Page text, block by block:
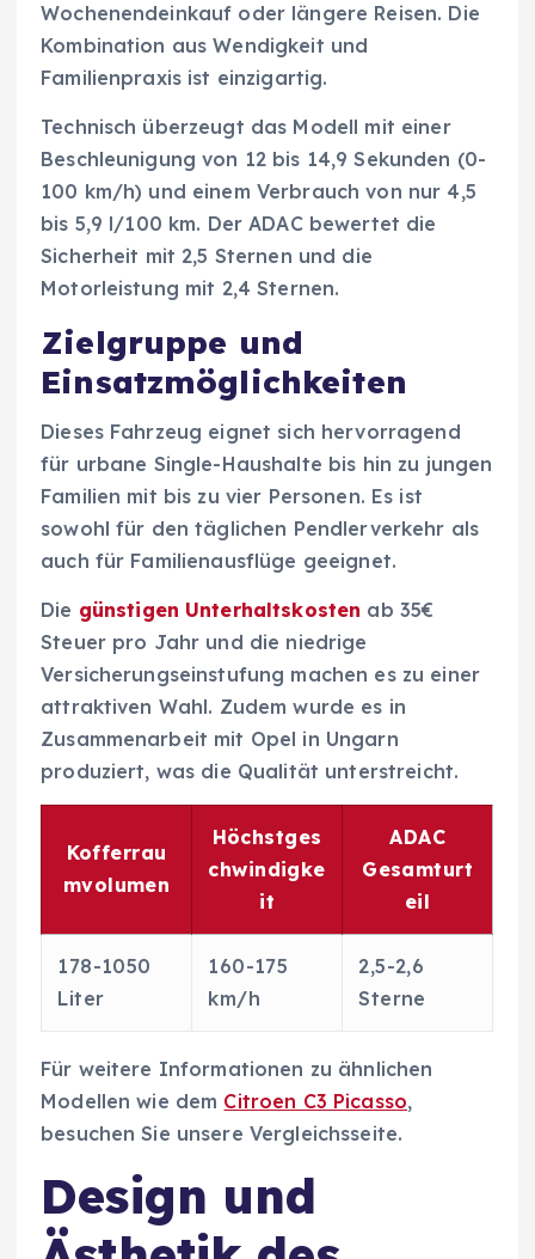
Wochenendeinkauf oder längere Reisen. Die
Kombination aus Wendigkeit und
Familienpraxis ist einzigartig.
Technisch überzeugt das Modell mit einer
Beschleunigung von 12 bis 14,9 Sekunden (0-
100 km/h) und einem Verbrauch von nur 4,5
bis 5,9 l/100 km. Der ADAC bewertet die
Sicherheit mit 2,5 Sternen und die
Motorleistung mit 2,4 Sternen.
Zielgruppe und
Einsatzmöglichkeiten
Dieses Fahrzeug eignet sich hervorragend
für urbane Single-Haushalte bis hin zu jungen
Familien mit bis zu vier Personen. Es ist
sowohl für den täglichen Pendlerverkehr als
auch für Familienausflüge geeignet.
Die günstigen Unterhaltskosten ab 35€
Steuer pro Jahr und die niedrige
Versicherungseinstufung machen es zu einer
attraktiven Wahl. Zudem wurde es in
Zusammenarbeit mit Opel in Ungarn
produziert, was die Qualität unterstreicht.
Kofferrau
mvolumen
Höchstges
chwindigke
it
ADAC
Gesamturt
eil
178-1050
Liter
160-175
km/h
2,5-2,6
Sterne
Für weitere Informationen zu ähnlichen
Modellen wie dem Citroen C3 Picasso,
besuchen Sie unsere Vergleichsseite.
Design und